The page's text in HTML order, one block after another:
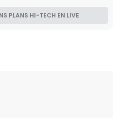
PLANS HI-TECH EN LIVE